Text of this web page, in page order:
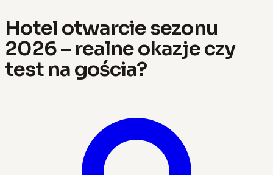
Hotel otwarcie sezonu
2026 – realne okazje czy
test na gościa?